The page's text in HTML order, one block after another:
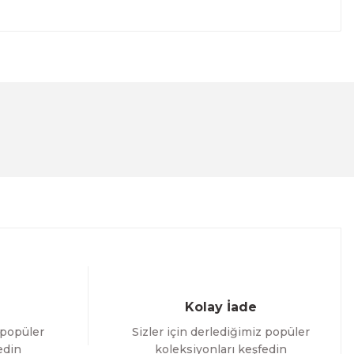
Kolay İade
Sizler için derlediğimiz popüler
koleksiyonları keşfedin